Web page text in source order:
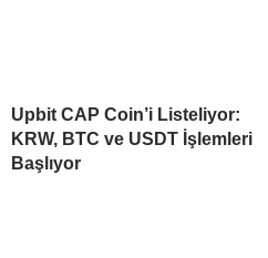
Upbit CAP Coin’i Listeliyor:
KRW, BTC ve USDT İşlemleri
Başlıyor